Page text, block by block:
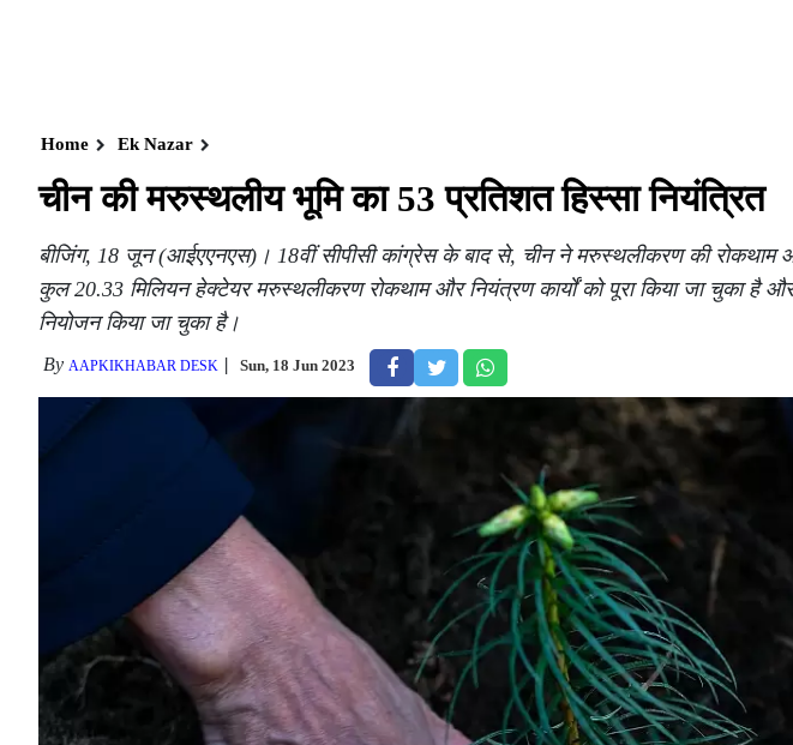
Home Ek Nazar
चीन की मरुस्थलीय भूमि का 53 प्रतिशत हिस्सा नियंत्रित
बीजिंग, 18 जून (आईएएनएस)। 18वीं सीपीसी कांग्रेस के बाद से, चीन ने मरुस्थलीकरण की रोकथाम
कुल 20.33 मिलियन हेक्टेयर मरुस्थलीकरण रोकथाम और नियंत्रण कार्यों को पूरा किया जा चुका है
नियोजन किया जा चुका है।
By AAPKIKHABAR DESK Sun, 18 Jun 2023